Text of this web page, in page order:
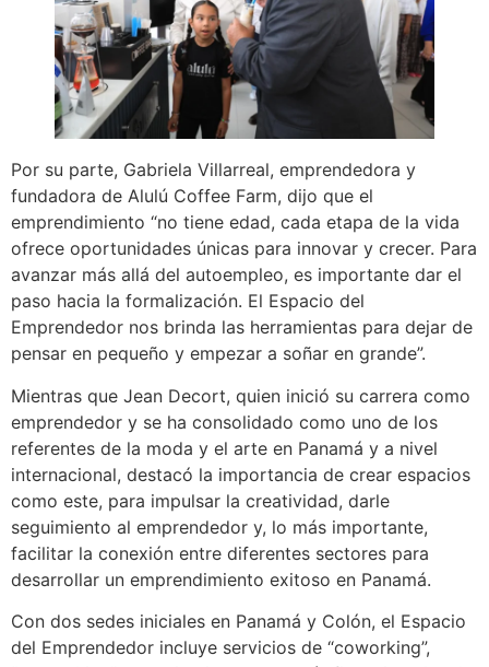
Por su parte, Gabriela Villarreal, emprendedora y
fundadora de Alulú Coffee Farm, dijo que el
emprendimiento “no tiene edad, cada etapa de la vida
ofrece oportunidades únicas para innovar y crecer. Para
avanzar más allá del autoempleo, es importante dar el
paso hacia la formalización. El Espacio del
Emprendedor nos brinda las herramientas para dejar de
pensar en pequeño y empezar a soñar en grande”.
Mientras que Jean Decort, quien inició su carrera como
emprendedor y se ha consolidado como uno de los
referentes de la moda y el arte en Panamá y a nivel
internacional, destacó la importancia de crear espacios
como este, para impulsar la creatividad, darle
seguimiento al emprendedor y, lo más importante,
facilitar la conexión entre diferentes sectores para
desarrollar un emprendimiento exitoso en Panamá.
Con dos sedes iniciales en Panamá y Colón, el Espacio
del Emprendedor incluye servicios de “coworking”,